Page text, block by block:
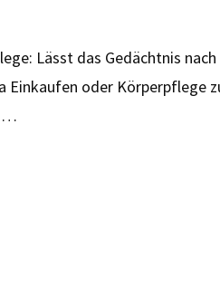
Lässt das Gedächtnis
oder Körperpflege
…